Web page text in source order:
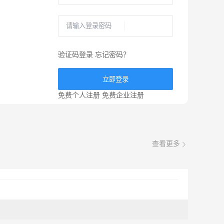
验证码登录 忘记密码？
立即登录
免费个人注册 免费企业注册
查看更多